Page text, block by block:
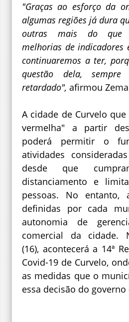
"Graças ao esforço da
algumas regiões já dura
outras mais do que
melhorias de indicadores
continuaremos a ter,
questão dela,
retardado", afirmou
A cidade de Curvelo
vermelha" a partir
poderá permitir o
atividades
desde que
distanciamento e
pessoas. No entanto,
definidas por cada
autonomia de
comercial da cidade.
(16), acontecerá a 14ª
Covid-19 de Curvelo,
as medidas que o
essa decisão do governo